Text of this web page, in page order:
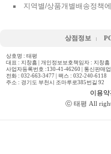
지역별/상품개별배송정책
상점정보
상호명 : 태평
대표 : 지창흠 | 개인정보보호책임자 : 지창흠
사업자등록번호 :130-41-46260 | 통신판매
전화 : 032-663-3477 | 팩스 : 032-240-6118
주소 : 경기도 부천시 조마루로385번길 92
이용약
ⓒ 태평 All right